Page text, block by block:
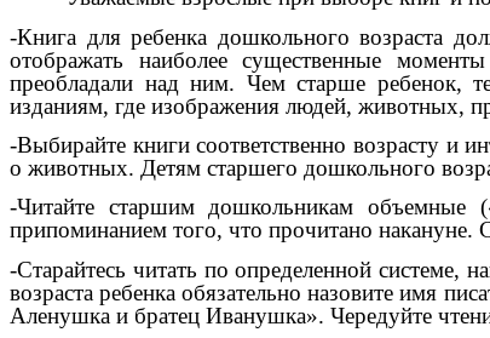
-Книга для ребенка дошкольного возраста
отображать наиболее существенные
преобладали над ним. Чем старше ребенок,
изданиям, где изображения людей, животных,
-Выбирайте книги соответственно возрасту и
о животных. Детям старшего дошкольного
-Читайте старшим дошкольникам объемные
припоминанием того, что прочитано накануне.
-Старайтесь читать по определенной системе,
возраста ребенка обязательно назовите имя
Аленушка и братец Иванушка». Чередуйте